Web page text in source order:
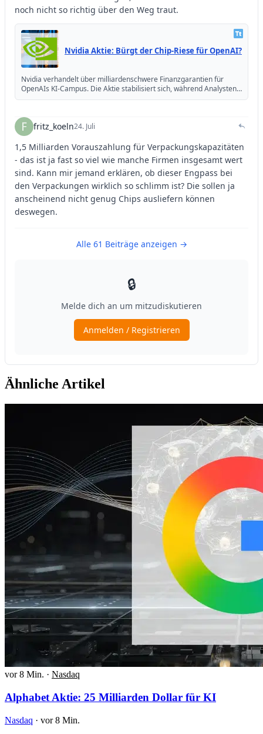
Ähnliche Artikel
vor 8 Min. · Nasdaq
Alphabet Aktie: 25 Milliarden Dollar für KI
Nasdaq · vor 8 Min.